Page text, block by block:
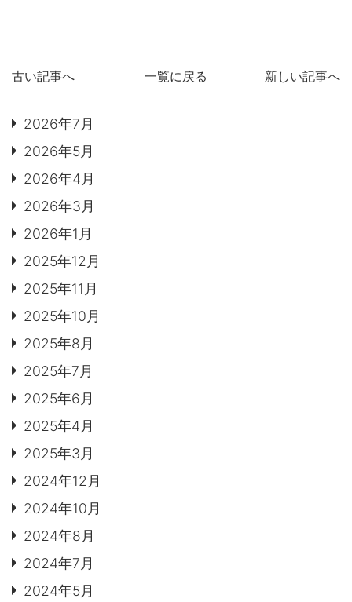
古い記事へ 一覧に戻る 新しい記事へ
2026年7月
2026年5月
2026年4月
2026年3月
2026年1月
2025年12月
2025年11月
2025年10月
2025年8月
2025年7月
2025年6月
2025年4月
2025年3月
2024年12月
2024年10月
2024年8月
2024年7月
2024年5月